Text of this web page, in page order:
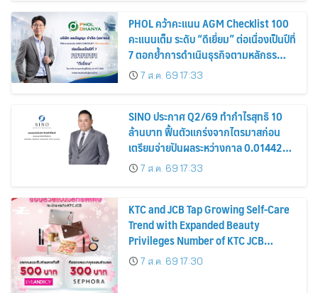
PHOL คว้าคะแนน AGM Checklist 100
คะแนนเต็ม ระดับ “ดีเยี่ยม” ต่อเนื่องเป็นปีที่
7 ตอกย้ำการดำเนินธุรกิจตามหลักธร
รมาภิบาล โปร่งใส สร้างความเชื่อมั่นผู้ถือ
หุ้น
7 ส.ค. 69 17:33
SINO ประกาศ Q2/69 ทำกำไรสุทธิ 10
ล้านบาท ฟื้นตัวแกร่งจากไตรมาสก่อน
เตรียมจ่ายปันผลระหว่างกาล 0.014423
บาทต่อหุ้น ครึ่งปีหลังมุ่งเติบโตต่อเนื่อง
7 ส.ค. 69 17:33
KTC and JCB Tap Growing Self-Care
Trend with Expanded Beauty
Privileges Number of KTC JCB
Cardmembers Spending on
Cosmetics Rises 26%
7 ส.ค. 69 17:30